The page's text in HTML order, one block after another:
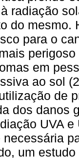
radiação
do mesmo.
para o
em
ao sol
de
dos danos
UVA
necessária
um